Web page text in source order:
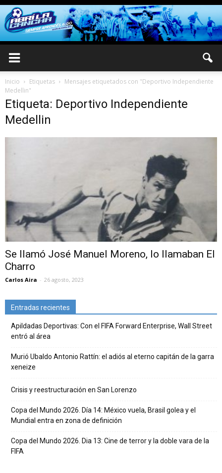
Inicio Etiquetas
Mensajes etiquetados con "Deportivo Independiente
Medellin"
Etiqueta: Deportivo Independiente
Medellin
Se llamó José Manuel Moreno, lo llamaban El
Charro
Carlos Aira - 26 agosto, 2023
Entradas recientes
Apildadas Deportivas: Con el FIFA Forward Enterprise, Wall Street
entró al área
Murió Ubaldo Antonio Rattín: el adiós al eterno capitán de la garra
xeneize
Crisis y reestructuración en San Lorenzo
Copa del Mundo 2026. Día 14: México vuela, Brasil golea y el
Mundial entra en zona de definición
Copa del Mundo 2026. Dia 13: Cine de terror y la doble vara de la
FIFA